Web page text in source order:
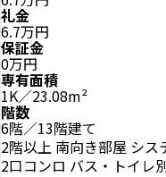
礼金
6.7万円
保証金
0万円
専有面積
1K／23.08m²
階数
6階／13階建て
2階以上 南向き部屋 シス
2口コンロ バス・トイレ